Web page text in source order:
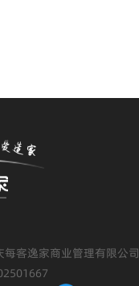
客逸家商业管理有限公司